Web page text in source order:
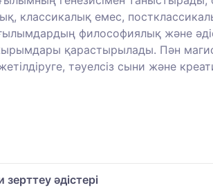
классикалық емес,
философиялық және
қарастырылады. Пән
тәуелсіз сыни және
әдістері